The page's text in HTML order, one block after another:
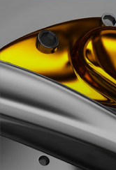
NATILIA
http://www.maison-natilia.fr/